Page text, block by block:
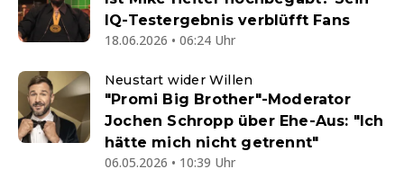
IQ-Testergebnis verblüfft Fans
18.06.2026 • 06:24 Uhr
Neustart wider Willen
"Promi Big Brother"-Moderator
Jochen Schropp über Ehe-Aus: "Ich
hätte mich nicht getrennt"
06.05.2026 • 10:39 Uhr